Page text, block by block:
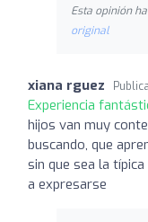
Esta opinión
original
xiana rguez
Experiencia
hijos van muy
buscando, que
sin que sea la
a expresarse